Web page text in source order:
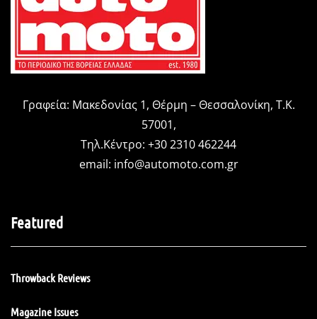
Γραφεία: Μακεδονίας 1, Θέρμη – Θεσσαλονίκη, Τ.Κ.
57001,
Τηλ.Κέντρο: +30 2310 462244
email: info@automoto.com.gr
Featured
Throwback Reviews
Magazine Issues